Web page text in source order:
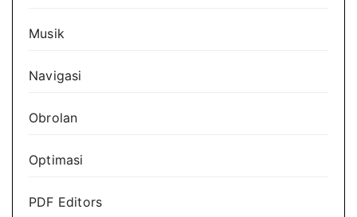
Musik
Navigasi
Obrolan
Optimasi
PDF Editors